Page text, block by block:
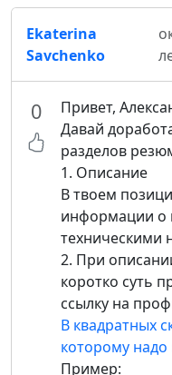
Ekaterina
Savchenko
0
Привет,
Давай
разделов
1. Описание
В твоем
информации о
техническими
2. При
коротко суть
ссылку на
В квадратных
которому
Пример: